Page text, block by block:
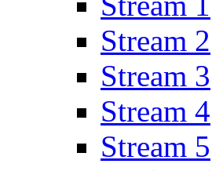
Stream 2
Stream 3
Stream 4
Stream 5